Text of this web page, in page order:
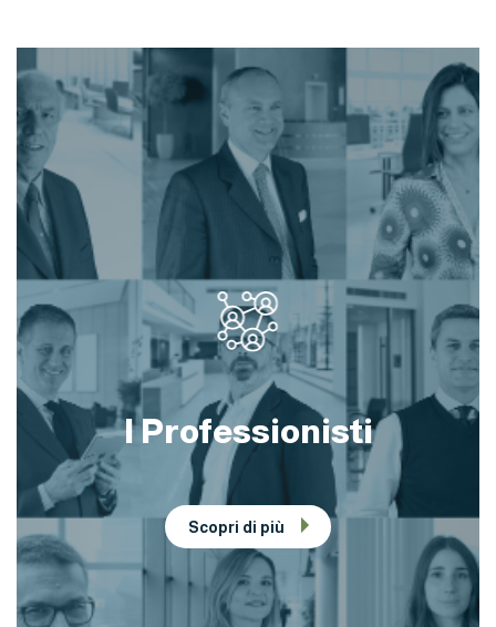
I Professionisti
Scopri di più